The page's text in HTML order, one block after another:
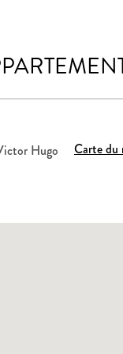
Hugo Carte du